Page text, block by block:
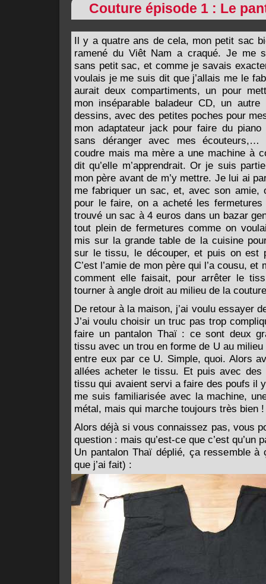
Couture épisode 1 : Le
Il y a quatre ans de cela, mon petit sac
ramené du Viêt Nam a craqué. Je me
sans petit sac, et comme je savais
voulais je me suis dit que j’allais me le
aurait deux compartiments, un pour
mon inséparable baladeur CD, un
dessins, avec des petites poches pour
mon adaptateur jack pour faire du
sans déranger avec mes
coudre mais ma mère a une machine à
dit qu’elle m’apprendrait. Or je suis
mon père avant de m’y mettre. Je lui ai
me fabriquer un sac, et, avec son amie,
pour le faire, on a acheté les
trouvé un sac à 4 euros dans un bazar
tout plein de fermetures comme on
mis sur la grande table de la cuisine
sur le tissu, le découper, et puis on est
C’est l’amie de mon père qui l’a cousu, et
comment elle faisait, pour arrêter le
tourner à angle droit au milieu de la
De retour à la maison, j’ai voulu essayer
J’ai voulu choisir un truc pas trop
faire un pantalon Thaï : ce sont deux
tissu avec un trou en forme de U au milieu
entre eux par ce U. Simple, quoi. Alors
allées acheter le tissu. Et puis avec des
tissu qui avaient servi a faire des poufs il
me suis familiarisée avec la machine,
métal, mais qui marche toujours très bien !
Alors déjà si vous connaissez pas, vous
question : mais qu’est-ce que c’est qu’un
Un pantalon Thaï déplié, ça ressemble à
que j’ai fait) :